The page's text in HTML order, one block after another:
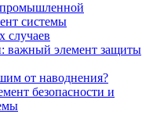
промышленной
системы
случаев
важный элемент защиты
от наводнения?
безопасности и